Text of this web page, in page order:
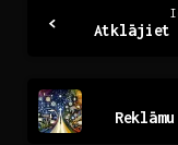
Reading